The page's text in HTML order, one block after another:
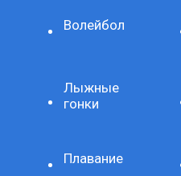
Волейбол
Лыжные
гонки
Плавание